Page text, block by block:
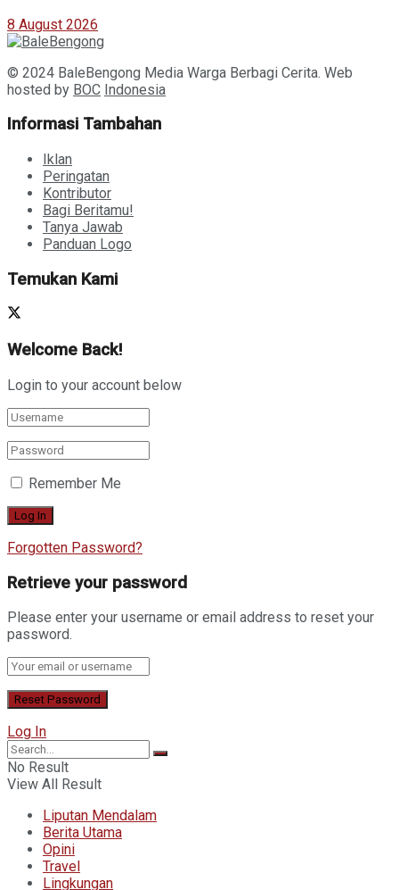
8 August 2026
© 2024 BaleBengong Media Warga Berbagi Cerita. Web
hosted by BOC Indonesia
Informasi Tambahan
Iklan
Peringatan
Kontributor
Bagi Beritamu!
Tanya Jawab
Panduan Logo
Temukan Kami
Welcome Back!
Login to your account below
Remember Me
Forgotten Password?
Retrieve your password
Please enter your username or email address to reset your
password.
Log In
No Result
View All Result
Liputan Mendalam
Berita Utama
Opini
Travel
Lingkungan